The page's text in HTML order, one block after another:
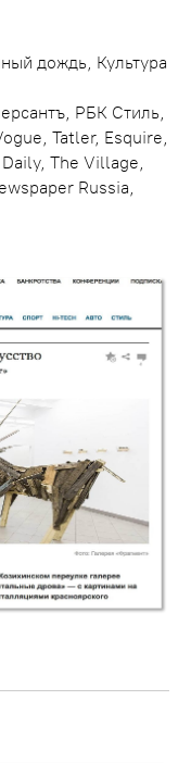
дождь, Культура
РБК Стиль,
Tatler, Esquire,
The Village,
Russia,